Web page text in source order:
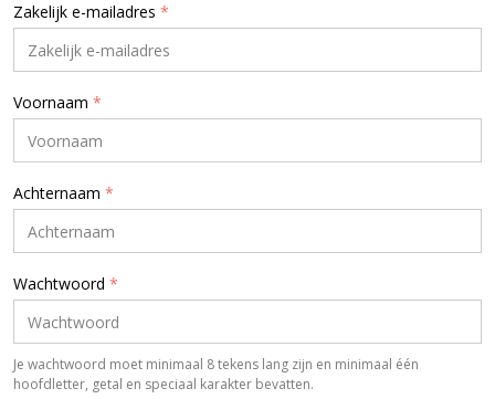
Zakelijk e-mailadres *
Voornaam *
Achternaam *
Wachtwoord *
Je wachtwoord moet minimaal 8 tekens lang zijn en minimaal één
hoofdletter, getal en speciaal karakter bevatten.